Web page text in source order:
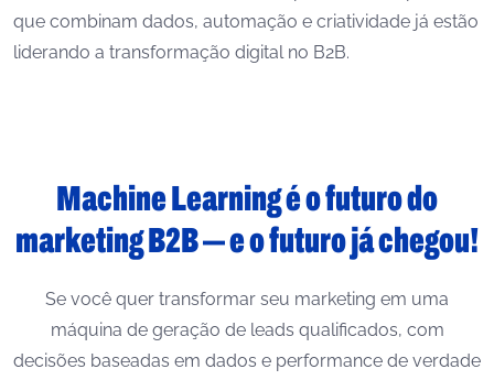
que combinam dados, automação e criatividade já estão
liderando a transformação digital no B2B.
Machine Learning é o futuro do
marketing B2B — e o futuro já chegou!
Se você quer transformar seu marketing em uma
máquina de geração de leads qualificados, com
decisões baseadas em dados e performance de verdade